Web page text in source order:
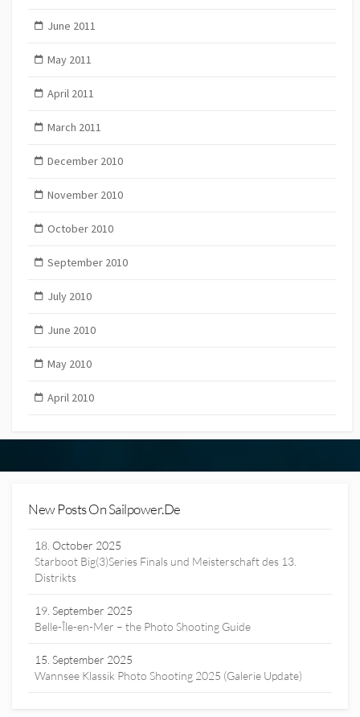
June 2011
May 2011
April 2011
March 2011
December 2010
November 2010
October 2010
September 2010
July 2010
June 2010
May 2010
April 2010
New Posts On Sailpower.de
18. October 2025
Starboot Big(3)Series Finals und Meisterschaft des 13.
Distrikts
19. September 2025
Belle-Île-en-Mer – the Photo Shooting Guide
15. September 2025
Wannsee Klassik Photo Shooting 2025 (Galerie Update)